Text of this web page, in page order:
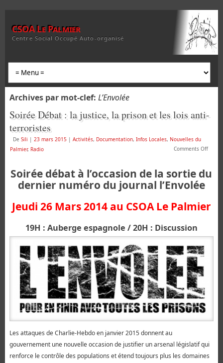
CSOA Le Palmier
Centre Social Occupé Auto-organisé
Archives par mot-clef: L’Envolée
Soirée Débat : la justice, la prison et les lois anti-
terroristes
De Sili | 23 mars 2015 | Activités, Documentation, Infos Locales, Nouvelles du
Palmier, Radio Comments Off
Soirée débat à l’occasion de la sortie du
dernier numéro du journal l’Envolée
Jeudi 26 Mars 2014 au CSOA Le Palmier
19H : Auberge espagnole / 20H : Discussion
Les attaques de Charlie-Hebdo en janvier 2015 donnent au
gouvernement une nouvelle occasion de justifier un arsenal législatif qui
renforce le contrôle des populations et étend toujours plus les domaines